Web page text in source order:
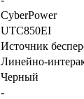
CyberPower
UTC850EI
Источник
Линейно-
Черный
-